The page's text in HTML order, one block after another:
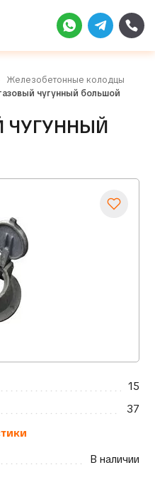
Железобетонные колодцы
чугунный большой
ЧУГУННЫЙ
15
37
В наличии